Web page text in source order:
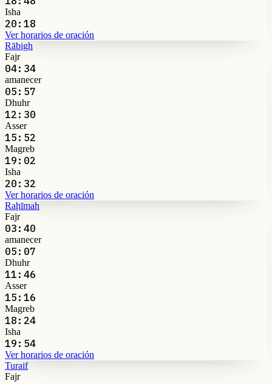
Isha
20:18
Ver horarios de oración
Rābigh
Fajr
04:34
amanecer
05:57
Dhuhr
12:30
Asser
15:52
Magreb
19:02
Isha
20:32
Ver horarios de oración
Raḩīmah
Fajr
03:40
amanecer
05:07
Dhuhr
11:46
Asser
15:16
Magreb
18:24
Isha
19:54
Ver horarios de oración
Turaif
Fajr